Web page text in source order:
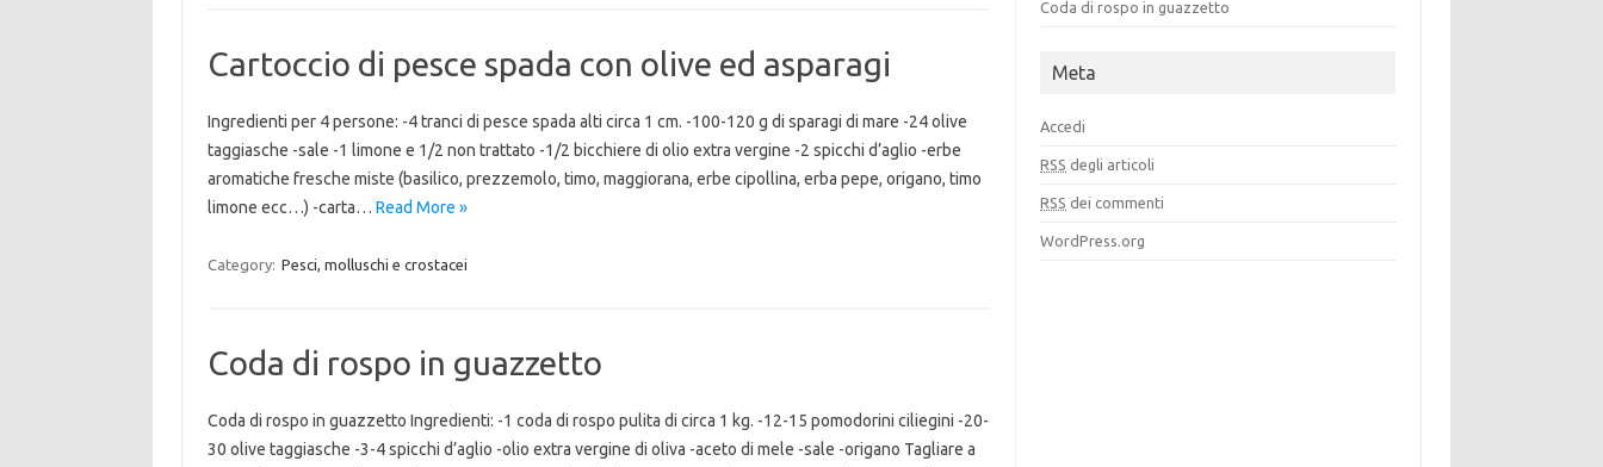
Cartoccio di pesce spada con olive ed asparagi
Ingredienti per 4 persone: -4 tranci di pesce spada alti circa 1 cm. -100-120 g di sparagi di mare -24 olive
taggiasche -sale -1 limone e 1/2 non trattato -1/2 bicchiere di olio extra vergine -2 spicchi d’aglio -erbe
aromatiche fresche miste (basilico, prezzemolo, timo, maggiorana, erbe cipollina, erba pepe, origano, timo
limone ecc…) -carta… Read More »
Category: Pesci, molluschi e crostacei
Coda di rospo in guazzetto
Coda di rospo in guazzetto Ingredienti: -1 coda di rospo pulita di circa 1 kg. -12-15 pomodorini ciliegini -20-
30 olive taggiasche -3-4 spicchi d’aglio -olio extra vergine di oliva -aceto di mele -sale -origano Tagliare a
Coda di rospo in guazzetto
Meta
Accedi
RSS degli articoli
RSS dei commenti
WordPress.org